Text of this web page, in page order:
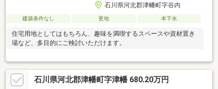
石川県河北郡津幡町字谷内
建築条件なし 更地 本下水
住宅用地としてはもちろん、趣味を満喫するスペースや資材置き
場など、多目的にご検討いただけます。
石川県河北郡津幡町字津幡 680.20万円